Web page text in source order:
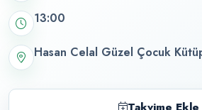
13:00
Hasan Celal Güzel Çocuk